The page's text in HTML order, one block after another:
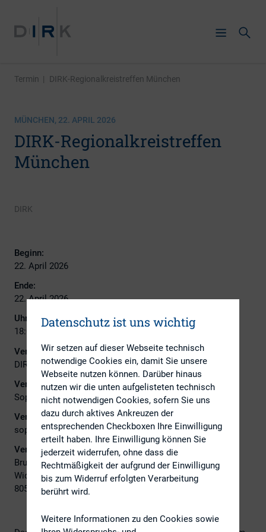
Termin | DIRK-Regionalkreistreffen München
MÜNCHEN, 22. APRIL 2026
DIRK-Regionalkreistreffen
München
DIRK
Beginn:
22. April 2026
Ende:
22. April 2026
Uhrzeit:
18:00
Veranstalter:
DIRK
Veranstalter Ansprechpartner:
Sophia Kursawe
Veranstalter E-Mail:
sophia.kursawe@knorr-bremse.com
Veranstaltungsort:
Brunswick Group
Widenmayerstraße 16
80538 München
Datenschutz ist uns wichtig
Wir setzen auf dieser Webseite technisch
notwendige Cookies ein, damit Sie unsere
Webseite nutzen können. Darüber hinaus
nutzen wir die unten aufgelisteten technisch
nicht notwendigen Cookies, sofern Sie uns
dazu durch aktives Ankreuzen der
entsprechenden Checkboxen Ihre Einwilligung
erteilt haben. Ihre Einwilligung können Sie
jederzeit widerrufen, ohne dass die
Rechtmäßigkeit der aufgrund der Einwilligung
bis zum Widerruf erfolgten Verarbeitung
berührt wird.
Weitere Informationen zu den Cookies sowie